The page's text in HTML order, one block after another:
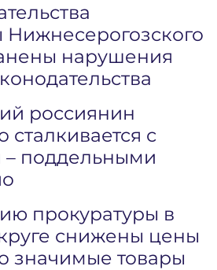
Нижнесерогозского
нарушения
россиянин
с
поддельными
прокуратуры в
снижены цены
значимые товары